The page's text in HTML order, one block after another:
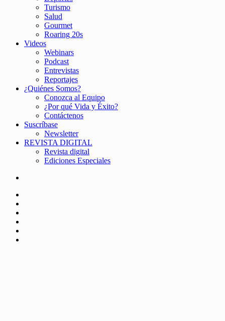
Turismo
Salud
Gourmet
Roaring 20s
Videos
Webinars
Podcast
Entrevistas
Reportajes
¿Quiénes Somos?
Conozca al Equipo
¿Por qué Vida y Éxito?
Contáctenos
Suscríbase
Newsletter
REVISTA DIGITAL
Revista digital
Ediciones Especiales